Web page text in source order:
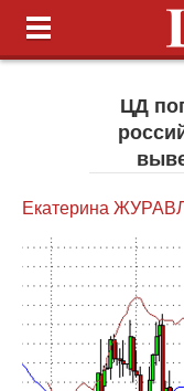
ЦД
Екатерина